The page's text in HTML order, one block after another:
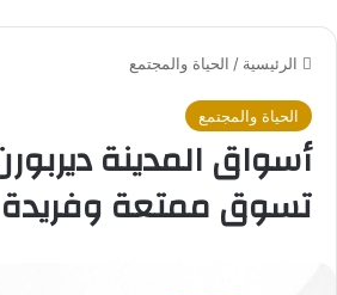
الرئيسية / الحياة والمجتمع
الحياة والمجتمع
أسواق المدينة
تسوق ممتعة وفريدة